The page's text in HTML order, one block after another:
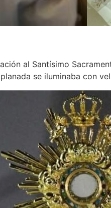
al Santísimo
se iluminaba con